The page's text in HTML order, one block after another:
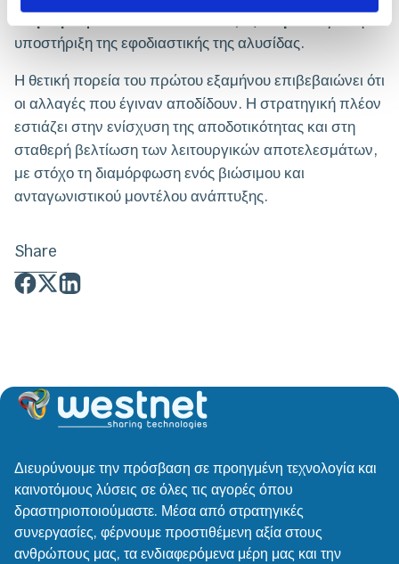
υποστήριξη της εφοδιαστικής της αλυσίδας.
Η θετική πορεία του πρώτου εξαμήνου επιβεβαιώνει ότι
οι αλλαγές που έγιναν αποδίδουν. Η στρατηγική πλέον
εστιάζει στην ενίσχυση της αποδοτικότητας και στη
σταθερή βελτίωση των λειτουργικών αποτελεσμάτων,
με στόχο τη διαμόρφωση ενός βιώσιμου και
ανταγωνιστικού μοντέλου ανάπτυξης.
Share
Διευρύνουμε την πρόσβαση σε προηγμένη τεχνολογία και
καινοτόμους λύσεις σε όλες τις αγορές όπου
δραστηριοποιούμαστε. Μέσα από στρατηγικές
συνεργασίες, φέρνουμε προστιθέμενη αξία στους
ανθρώπους μας, τα ενδιαφερόμενα μέρη μας και την